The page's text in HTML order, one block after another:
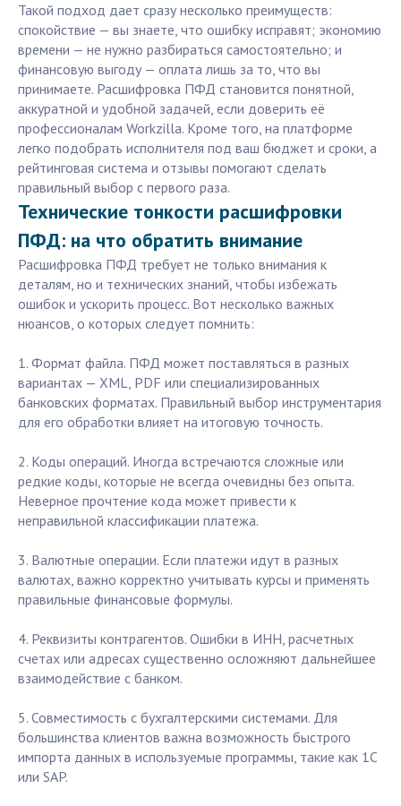
Такой подход дает сразу несколько преимуществ:
спокойствие — вы знаете, что ошибку исправят; экономию
времени — не нужно разбираться самостоятельно; и
финансовую выгоду — оплата лишь за то, что вы
принимаете. Расшифровка ПФД становится понятной,
аккуратной и удобной задачей, если доверить её
профессионалам Workzilla. Кроме того, на платформе
легко подобрать исполнителя под ваш бюджет и сроки, а
рейтинговая система и отзывы помогают сделать
правильный выбор с первого раза.
Технические тонкости расшифровки
ПФД: на что обратить внимание
Расшифровка ПФД требует не только внимания к
деталям, но и технических знаний, чтобы избежать
ошибок и ускорить процесс. Вот несколько важных
нюансов, о которых следует помнить:
1. Формат файла. ПФД может поставляться в разных
вариантах — XML, PDF или специализированных
банковских форматах. Правильный выбор инструментария
для его обработки влияет на итоговую точность.
2. Коды операций. Иногда встречаются сложные или
редкие коды, которые не всегда очевидны без опыта.
Неверное прочтение кода может привести к
неправильной классификации платежа.
3. Валютные операции. Если платежи идут в разных
валютах, важно корректно учитывать курсы и применять
правильные финансовые формулы.
4. Реквизиты контрагентов. Ошибки в ИНН, расчетных
счетах или адресах существенно осложняют дальнейшее
взаимодействие с банком.
5. Совместимость с бухгалтерскими системами. Для
большинства клиентов важна возможность быстрого
импорта данных в используемые программы, такие как 1С
или SAP.